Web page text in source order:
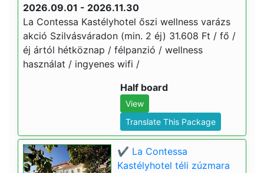
2026.09.01 - 2026.11.30
La Contessa Kastélyhotel őszi wellness varázs
akció Szilvásváradon (min. 2 éj) 31.608 Ft / fő /
éj ártól hétköznap / félpanzió / wellness
használat / ingyenes wifi /
Half board
View
Translate This Package
✔️ La Contessa
Kastélyhotel téli zúzmara